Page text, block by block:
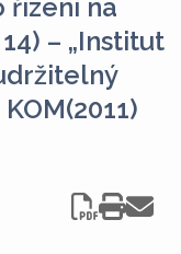
řízení na
– „Institut